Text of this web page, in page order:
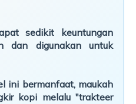
sedikit keuntungan
dan digunakan untuk
ini bermanfaat, maukah
kopi melalu "trakteer